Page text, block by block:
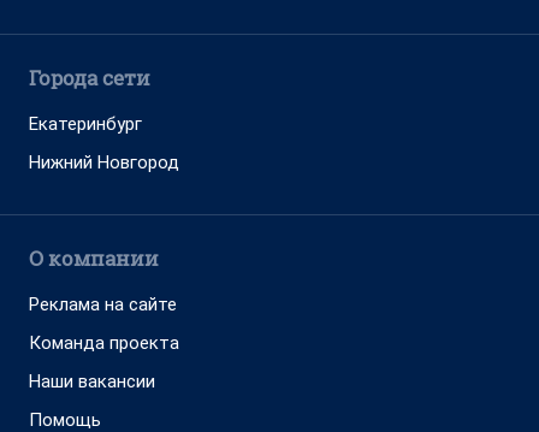
Города сети
Екатеринбург
Нижний Новгород
О компании
Реклама на сайте
Команда проекта
Наши вакансии
Помощь